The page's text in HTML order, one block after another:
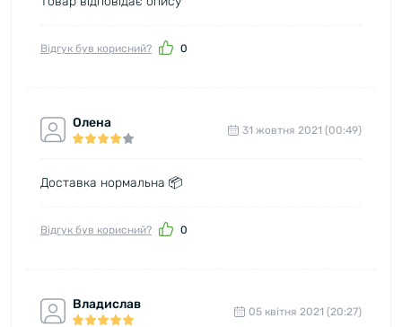
Відгук був корисний? 0
Олена 31 жовтня 2021 (00:49)
Доставка нормальна 📦
Відгук був корисний? 0
Владислав 05 квітня 2021 (20:27)